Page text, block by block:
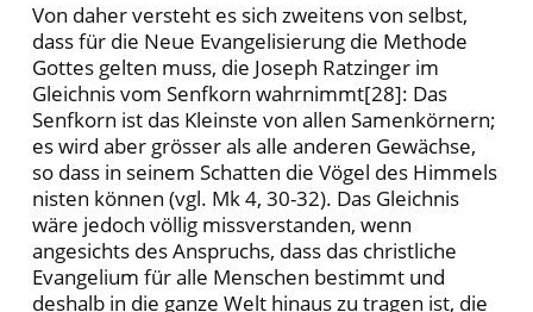
Von daher versteht es sich zweitens von selbst,
dass für die Neue Evangelisierung die Methode
Gottes gelten muss, die Joseph Ratzinger im
Gleichnis vom Senfkorn wahrnimmt[28]: Das
Senfkorn ist das Kleinste von allen Samenkörnern;
es wird aber grösser als alle anderen Gewächse,
so dass in seinem Schatten die Vögel des Himmels
nisten können (vgl. Mk 4, 30-32). Das Gleichnis
wäre jedoch völlig missverstanden, wenn
angesichts des Anspruchs, dass das christliche
Evangelium für alle Menschen bestimmt und
deshalb in die ganze Welt hinaus zu tragen ist, die